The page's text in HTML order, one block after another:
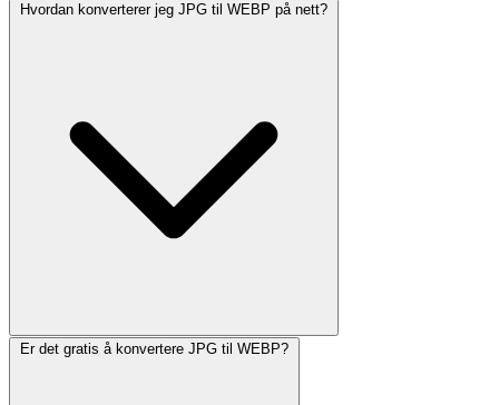
Hvordan konverterer jeg JPG til WEBP på nett?
Er det gratis å konvertere JPG til WEBP?